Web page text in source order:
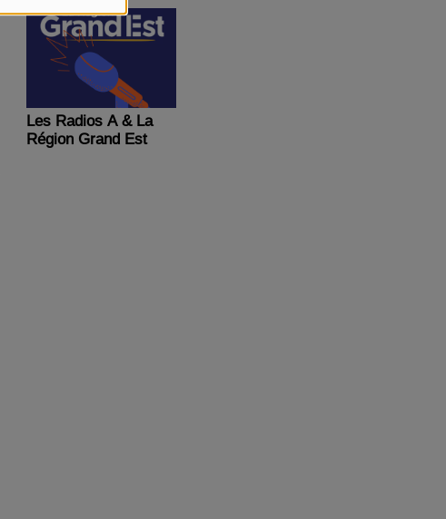
Les Radios A & La
Région Grand Est